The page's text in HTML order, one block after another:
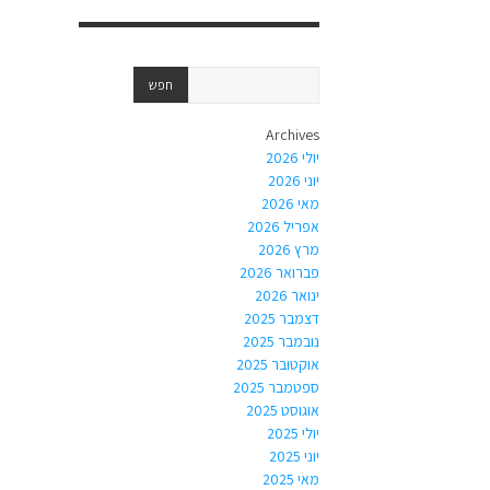
Archives
יולי 2026
יוני 2026
מאי 2026
אפריל 2026
מרץ 2026
פברואר 2026
ינואר 2026
דצמבר 2025
נובמבר 2025
אוקטובר 2025
ספטמבר 2025
אוגוסט 2025
יולי 2025
יוני 2025
מאי 2025